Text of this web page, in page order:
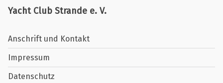
Yacht Club Strande e. V.
Anschrift und Kontakt
Impressum
Datenschutz